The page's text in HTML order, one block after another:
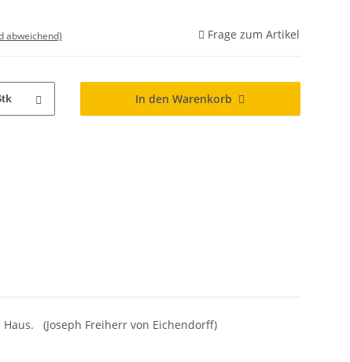
abweichend) Frage zum Artikel
In den Warenkorb
(Joseph Freiherr von Eichendorff)